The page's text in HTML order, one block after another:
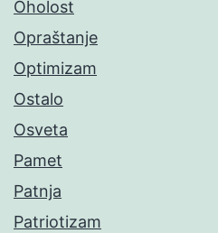
Oholost
Opraštanje
Optimizam
Ostalo
Osveta
Pamet
Patnja
Patriotizam